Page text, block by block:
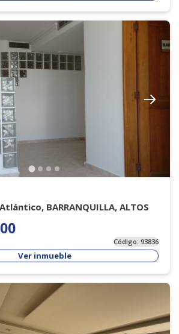
BARRANQUILLA, ALTOS
Código:93836
Ver inmueble